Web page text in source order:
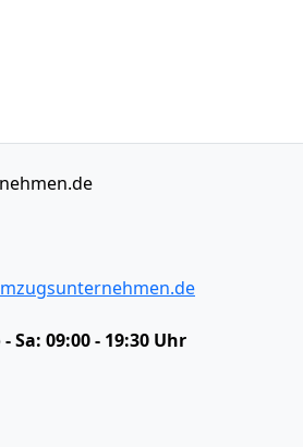
- Sa: 09:00 - 19:30 Uhr